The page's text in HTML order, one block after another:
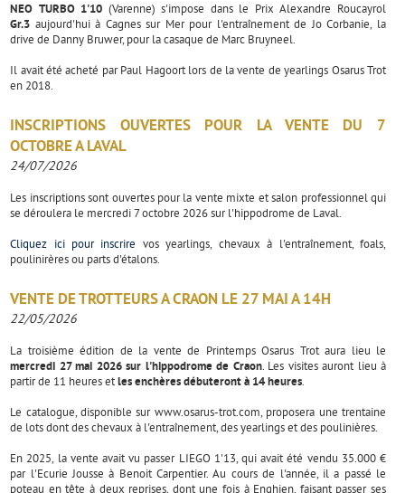
NEO TURBO 1'10 (Varenne) s'impose dans le Prix Alexandre Roucayrol
Gr.3 aujourd'hui à Cagnes sur Mer pour l'entraînement de Jo Corbanie, la
drive de Danny Bruwer, pour la casaque de Marc Bruyneel.
Il avait été acheté par Paul Hagoort lors de la vente de yearlings Osarus Trot
en 2018.
INSCRIPTIONS OUVERTES POUR LA VENTE DU 7
OCTOBRE A LAVAL
24/07/2026
Les inscriptions sont ouvertes pour la vente mixte et salon professionnel qui
se déroulera le mercredi 7 octobre 2026 sur l'hippodrome de Laval.
Cliquez ici pour inscrire vos yearlings, chevaux à l'entraînement, foals,
poulinirères ou parts d'étalons.
VENTE DE TROTTEURS A CRAON LE 27 MAI A 14H
22/05/2026
La troisième édition de la vente de Printemps Osarus Trot aura lieu le
mercredi 27 mai 2026 sur l'hippodrome de Craon. Les visites auront lieu à
partir de 11 heures etles enchères débuteront à 14 heures
Le catalogue, disponible sur www.osarus-trot.com, proposera une trentaine
de lots dont des chevaux à l'entraînement, des yearlings et des poulinières.
En 2025, la vente avait vu passer LIEGO 1'13, qui avait été vendu 35.000 €
par l'Ecurie Jousse à Benoit Carpentier. Au cours de l'année, il a passé le
poteau en tête à deux reprises, dont une fois à Enghien, faisant passer ses